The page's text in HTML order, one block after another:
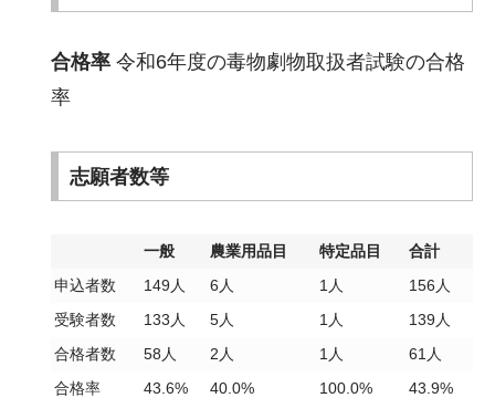
合格率令和6年度の毒物劇物取扱者試験の合格
率
志願者数等
一般 農業用品目 特定品目
合計
申込者数
149人 6人 1人
156人
受験者数
133人 5人 1人
139人
合格者数
58人 2人 1人
61人
合格率
43.6% 40.0% 100.0% 43.9%